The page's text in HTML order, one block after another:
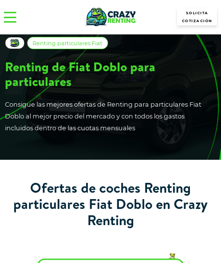
SOLICITA
COTIZACIÓN
Renting de Fiat Doblo para
particulares
Consigue las mejores ofertas de Renting para particulares Fiat
Doblo al mejor precio del mercado y con todos los gastos
incluidos dentro de las cuotas mensuales
Renting particulares Fiat
Ofertas de coches Renting
particulares Fiat Doblo en Crazy
Renting